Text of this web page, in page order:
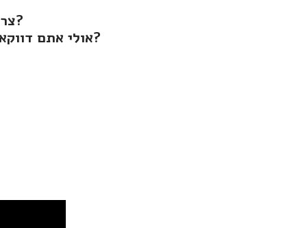
צריכים עוד שלט לפתיחת המחסום או השער החשמלי שלכם?
אולי אתם דווקא מעוניינים במערכת בענן המאפשרת לפתוח את השער דרך אפליקציה?